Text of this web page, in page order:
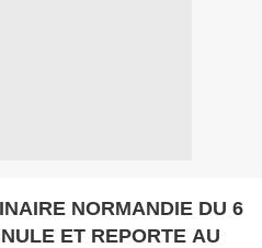
NORMANDIE DU 6
ET REPORTE AU